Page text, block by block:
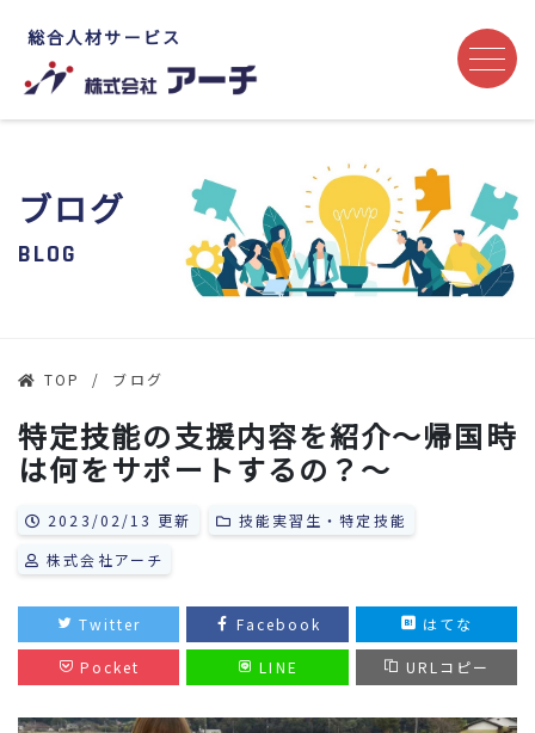
総合人材サービス
ブログ
BLOG
TOP ブログ
特定技能の支援内容を紹介～帰国時
は何をサポートするの？～
2023/02/13 更新
技能実習生・特定技能
株式会社アーチ